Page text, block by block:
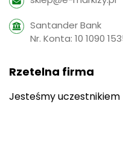
Rzetelna firma